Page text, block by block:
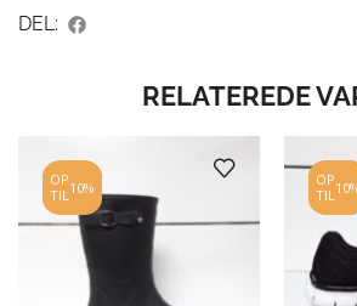
DEL:
RELATEREDE
OP
TIL10%
OP
TIL